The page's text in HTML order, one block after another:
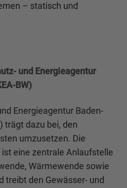
– statisch und
und Energieagentur
BW)
Energieagentur Baden-
trägt dazu bei, den
umzusetzen. Die
eine zentrale Anlaufstelle
Wärmewende sowie
treibt den Gewässer- und